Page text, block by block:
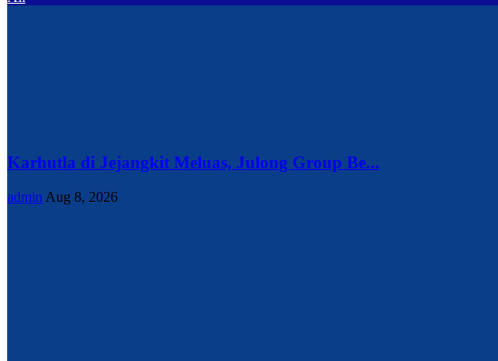
Karhutla di Jejangkit Meluas, Julong Group Be...
adminAug 8, 2026